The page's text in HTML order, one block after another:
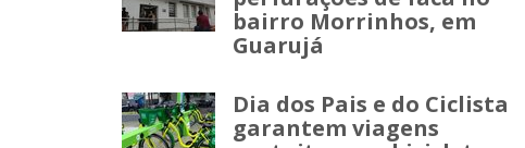
bairro Morrinhos, em
Guarujá
Dia dos Pais e do Ciclista
garantem viagens